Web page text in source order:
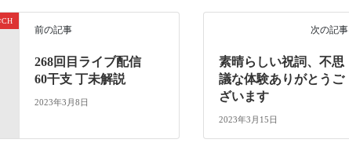
CH
前の記事
268回目ライブ配信
60干支 丁未解説
2023年3月8日
次の記事
素晴らしい祝詞、不思
議な体験ありがとうご
ざいます
2023年3月15日